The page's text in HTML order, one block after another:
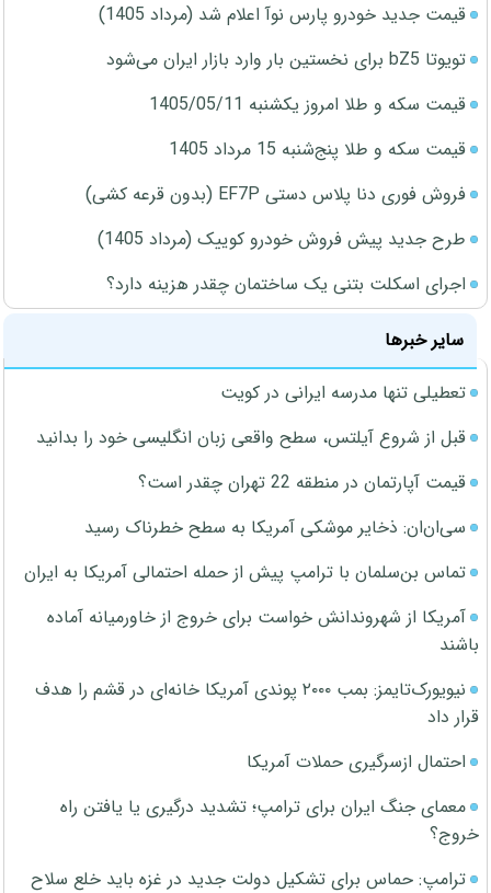
قیمت جدید خودرو پارس نوآ اعلام شد (مرداد 1405)
تویوتا bZ5 برای نخستین بار وارد بازار ایران می‌شود
قیمت سکه و طلا امروز یکشنبه 1405/05/11
قیمت سکه و طلا پنج‌شنبه 15 مرداد 1405
فروش فوری دنا پلاس دستی EF7P (بدون قرعه کشی)
طرح جدید پیش فروش خودرو کوییک (مرداد 1405)
اجرای اسکلت بتنی یک ساختمان چقدر هزینه دارد؟
سایر خبرها
تعطیلی تنها مدرسه ایرانی در کویت
قبل از شروع آیلتس، سطح واقعی زبان انگلیسی خود را بدانید
قیمت آپارتمان در منطقه 22 تهران چقدر است؟
سی‌ان‌ان: ذخایر موشکی آمریکا به سطح خطرناک رسید
تماس بن‌سلمان با ترامپ پیش از حمله احتمالی آمریکا به ایران
آمریکا از شهروندانش خواست برای خروج از خاورمیانه آماده
باشند
نیویورک‌تایمز: بمب ۲۰۰۰ پوندی آمریکا خانه‌ای در قشم را هدف
قرار داد
احتمال ازسرگیری حملات آمریکا
معمای جنگ ایران برای ترامپ؛ تشدید درگیری یا یافتن راه
خروج؟
ترامپ: حماس برای تشکیل دولت جدید در غزه باید خلع سلاح